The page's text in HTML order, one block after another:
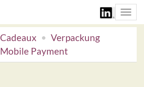
Cadeaux
Verpackung
Mobile Payment